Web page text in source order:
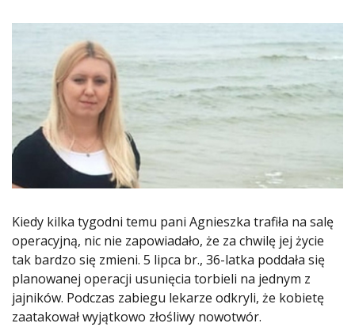
Kiedy kilka tygodni temu pani Agnieszka trafiła na salę
operacyjną, nic nie zapowiadało, że za chwilę jej życie
tak bardzo się zmieni. 5 lipca br., 36-latka poddała się
planowanej operacji usunięcia torbieli na jednym z
jajników. Podczas zabiegu lekarze odkryli, że kobietę
zaatakował wyjątkowo złośliwy nowotwór.